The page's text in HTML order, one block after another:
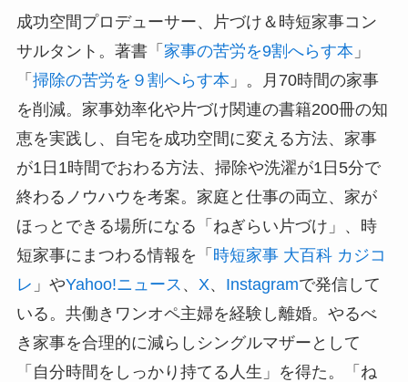
成功空間プロデューサー、片づけ＆時短家事コン
サルタント。著書「 家事の苦労を9割へらす本 」
「 掃除の苦労を９割へらす本 」。月70時間の家事
を削減。家事効率化や片づけ関連の書籍200冊の知
恵を実践し、自宅を成功空間に変える方法、家事
が1日1時間でおわる方法、掃除や洗濯が1日5分で
終わるノウハウを考案。家庭と仕事の両立、家が
ほっとできる場所になる「ねぎらい片づけ」、時
短家事にまつわる情報を「 時短家事 大百科 カジコ
レ 」やYahoo!ニュース 、 X、 Instagramで発信して
いる。共働きワンオペ主婦を経験し離婚。やるべ
き家事を合理的に減らしシングルマザーとして
「自分時間をしっかり持てる人生」を得た。「ね